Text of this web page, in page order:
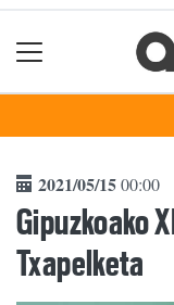
2021/05/1500:00
Gipuzkoako
Txapelketa